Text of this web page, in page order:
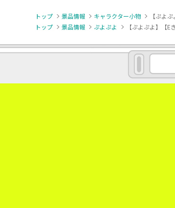
トップ 景品情報 キャラクター小物
【ぷよ
トップ
景品情報 ぷよぷよ 【ぷよぷよ】【